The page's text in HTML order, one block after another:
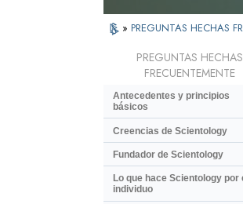
» PREGUNTAS HECHAS
PREGUNTAS HECHAS
FRECUENTEMENTE
Antecedentes y principios
básicos
Creencias de Scientology
Fundador de Scientology
Lo que hace Scientology por
individuo